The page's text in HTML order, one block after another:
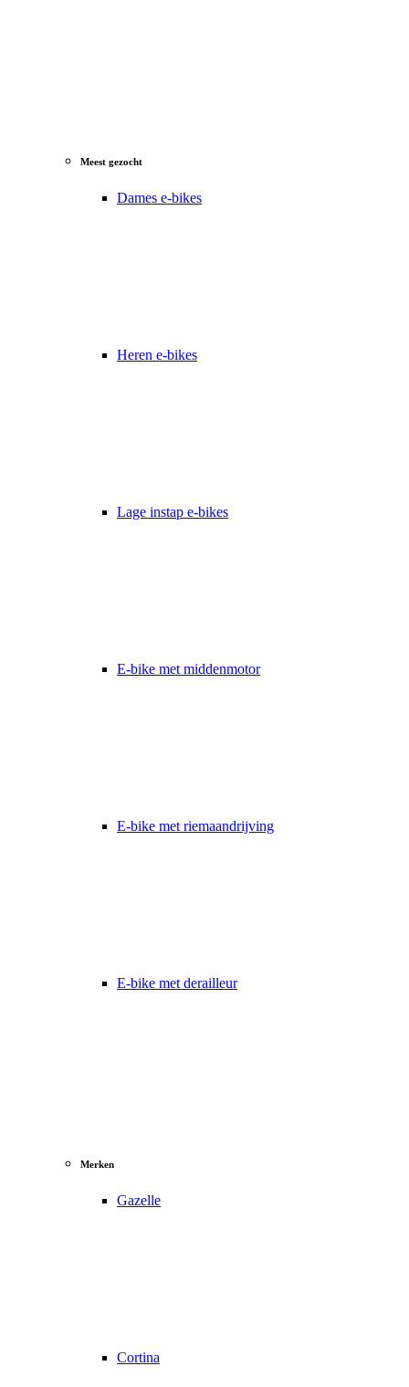
Meest gezocht
Dames e-bikes
Heren e-bikes
Lage instap e-bikes
E-bike met middenmotor
E-bike met riemaandrijving
E-bike met derailleur
Merken
Gazelle
Cortina